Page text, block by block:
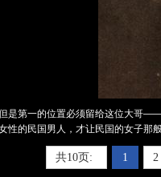
是第一的位置必须留给这位大哥
性的民国男人，才让民国的女子那
共10页: 1 2